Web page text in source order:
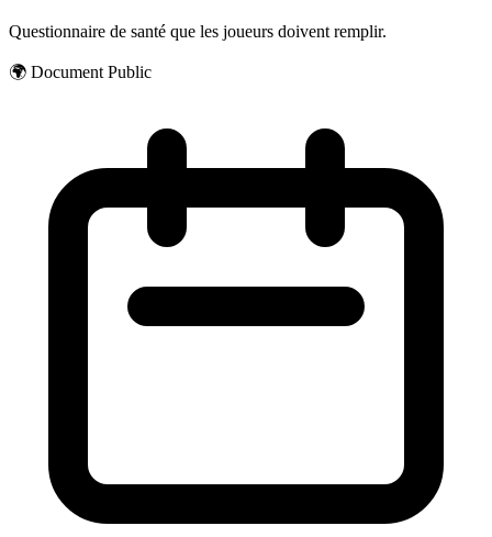
Questionnaire de santé que les joueurs doivent remplir.
🌍 Document Public